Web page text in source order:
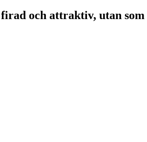
och attraktiv, utan